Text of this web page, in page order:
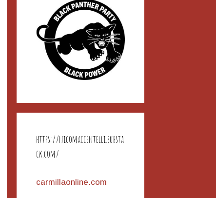
https://nicomaccentelli.substa
ck.com/
carmillaonline.com